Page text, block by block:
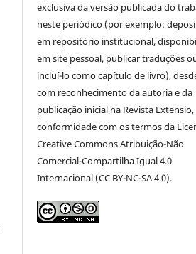
exclusiva da versão publicada do
neste periódico (por exemplo:
em repositório institucional,
em site pessoal, publicar traduções
incluí-lo como capítulo de livro),
com reconhecimento da autoria e da
publicação inicial na Revista
conformidade com os termos da
Creative Commons Atribuição-Não
Comercial-Compartilha Igual 4.0
Internacional (CC BY-NC-SA 4.0).